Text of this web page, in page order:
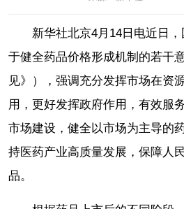
新华社北京4月14日电近日
于健全药品价格形成机制的若干
见》），强调充分发挥市场在资
用，更好发挥政府作用，有效服
市场建设，健全以市场为主导的
持医药产业高质量发展，保障人
品。